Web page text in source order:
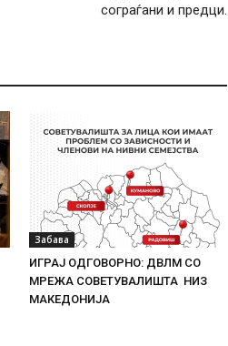
сограѓани и предци.
Забава
ИГРАЈ ОДГОВОРНО: ДВЛМ СО
МРЕЖА СОВЕТУВАЛИШТА НИЗ
МАКЕДОНИЈА